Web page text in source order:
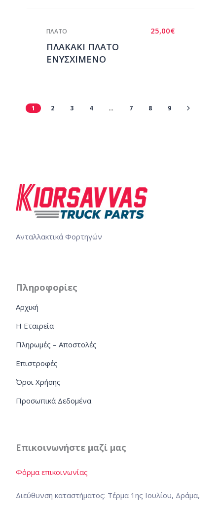
25,00€
ΠΛΑΤΟ
ΠΛΑΚΑΚΙ ΠΛΑΤΟ
ΕΝΥΣΧΙΜΕΝΟ
1 2 3 4 … 7 8 9
Ανταλλακτικά Φορτηγών
Πληροφορίες
Αρχική
Η Εταιρεία
Πληρωμές – Αποστολές
Επιστροφές
Όροι Χρήσης
Προσωπικά Δεδομένα
Επικοινωνήστε μαζί μας
Φόρμα επικοινωνίας
Διεύθυνση καταστήματος: Τέρμα 1ης Ιουλίου, Δράμα,